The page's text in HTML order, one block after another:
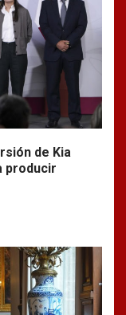
de Kia
producir